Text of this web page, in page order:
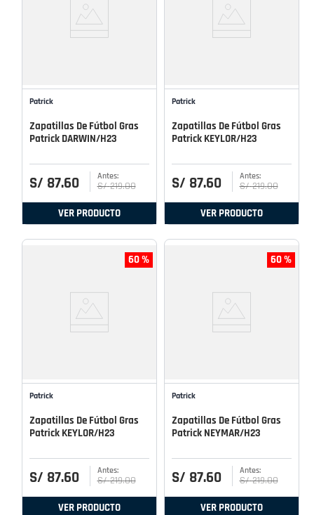
Patrick
Zapatillas De Fútbol Gras
Patrick DARWIN/H23
S/ 87.60 S/ 219.00
VER PRODUCTO
Patrick
Zapatillas De Fútbol Gras
Patrick KEYLOR/H23
S/ 87.60 S/ 219.00
VER PRODUCTO
60 %
Patrick
Zapatillas De Fútbol Gras
Patrick KEYLOR/H23
S/ 87.60 S/ 219.00
VER PRODUCTO
60 %
Patrick
Zapatillas De Fútbol Gras
Patrick NEYMAR/H23
S/ 87.60 S/ 219.00
VER PRODUCTO